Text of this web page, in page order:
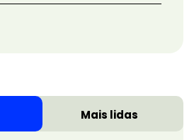
Mais lidas